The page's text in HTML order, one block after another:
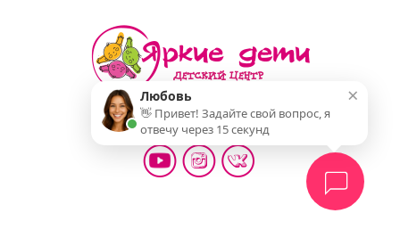
Мы делаем жизнь детей ярче!
×
Любовь
👋 Привет! Задайте свой вопрос, я
отвечу через 15 секунд